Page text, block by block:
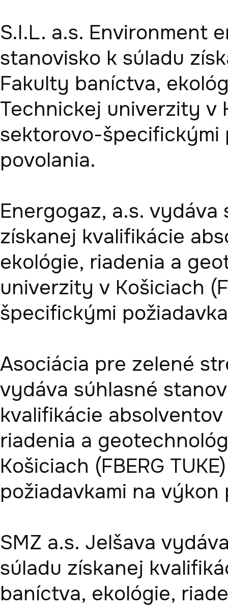
S.I.L. a.s. Environment
stanovisko k súladu
Fakulty baníctva,
Technickej univerzity v
sektorovo-špecifickými
povolania.
Energogaz, a.s.
získanej kvalifikácie
ekológie, riadenia a
univerzity v Košiciach
špecifickými
Asociácia pre zelené
vydáva súhlasné
kvalifikácie
riadenia a
Košiciach (FBERG
požiadavkami na
SMZ a.s. Jelšava
súladu získanej
baníctva, ekológie,